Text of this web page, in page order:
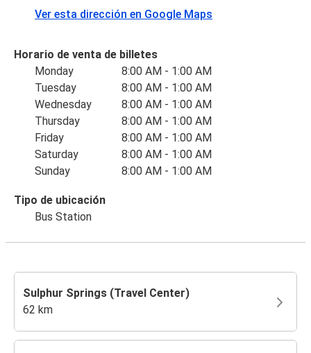
Ver esta dirección en Google Maps
Horario de venta de billetes
Monday
8:00 AM - 1:00 AM
Tuesday
8:00 AM - 1:00 AM
Wednesday
8:00 AM - 1:00 AM
Thursday
8:00 AM - 1:00 AM
Friday
8:00 AM - 1:00 AM
Saturday
8:00 AM - 1:00 AM
Sunday
8:00 AM - 1:00 AM
Tipo de ubicación
Bus Station
Sulphur Springs (Travel Center)
62 km